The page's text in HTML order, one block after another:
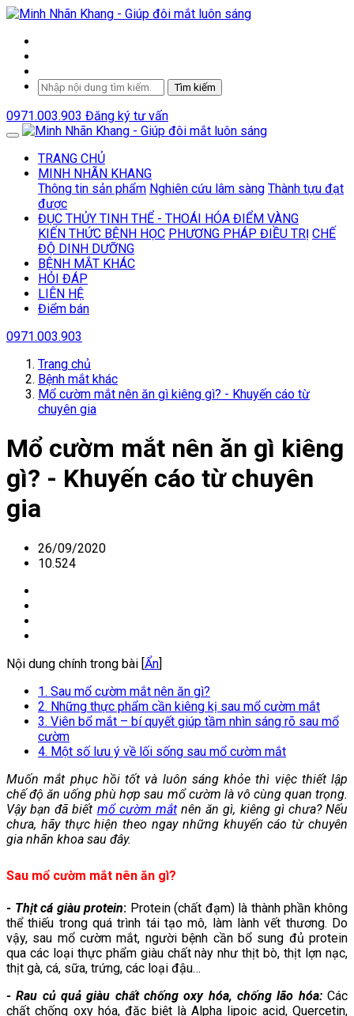
Tìm kiếm
0971.003.903 Đăng ký tư vấn
TRANG CHỦ
MINH NHÃN KHANG
Thông tin sản phẩm Nghiên cứu lâm sàng Thành tựu đạt
được
ĐỤC THỦY TINH THỂ - THOÁI HÓA ĐIỂM VÀNG
KIẾN THỨC BỆNH HỌC PHƯƠNG PHÁP ĐIỀU TRỊ CHẾ
ĐỘ DINH DƯỠNG
BỆNH MẮT KHÁC
HỎI ĐÁP
LIÊN HỆ
Điểm bán
0971.003.903
Trang chủ
Bệnh mắt khác
Mổ cườm mắt nên ăn gì kiêng gì? - Khuyến cáo từ
chuyên gia
Mổ cườm mắt nên ăn gì kiêng
gì? - Khuyến cáo từ chuyên
gia
26/09/2020
10.524
Nội dung chính trong bài [Ẩn]
1. Sau mổ cườm mắt nên ăn gì?
2. Những thực phẩm cần kiêng kị sau mổ cườm mắt
3. Viên bổ mắt – bí quyết giúp tầm nhìn sáng rõ sau mổ
cườm
4. Một số lưu ý về lối sống sau mổ cườm mắt
Muốn mắt phục hồi tốt và luôn sáng khỏe thì việc thiết lập
chế độ ăn uống phù hợp sau mổ cườm là vô cùng quan trọng.
Vậy bạn đã biết mổ cườm mắtnên ăn gì, kiêng gì chưa? Nếu
chưa, hãy thực hiện theo ngay những khuyến cáo từ chuyên
gia nhãn khoa sau đây.
Sau mổ cườm mắt nên ăn gì?
- Thịt cá giàu protein: Protein (chất đạm) là thành phần không
thể thiếu trong quá trình tái tạo mô, làm lành vết thương. Do
vậy, sau mổ cườm mắt, người bệnh cần bổ sung đủ protein
qua các loại thực phẩm giàu chất này như thịt bò, thịt lợn nạc,
thịt gà, cá, sữa, trứng, các loại đậu…
- Rau củ quả giàu chất chống oxy hóa, chống lão hóa:Các
chất chống oxy hóa, đặc biệt là Alpha lipoic acid, Quercetin,